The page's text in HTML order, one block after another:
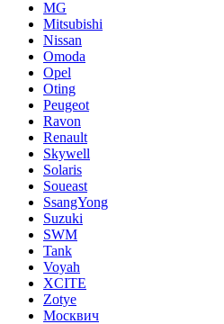
MG
Mitsubishi
Nissan
Omoda
Opel
Oting
Peugeot
Ravon
Renault
Skywell
Solaris
Soueast
SsangYong
Suzuki
SWM
Tank
Voyah
XCITE
Zotye
Москвич